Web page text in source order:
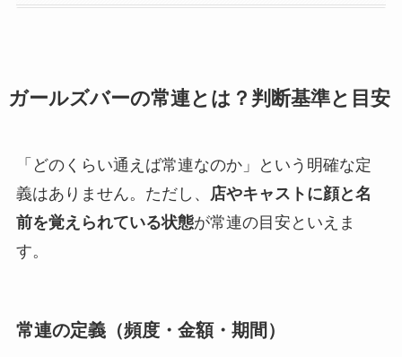
ガールズバーの常連とは？判断基準と目安
「どのくらい通えば常連なのか」という明確な定
義はありません。ただし、
店やキャストに顔と名
前を覚えられている状態が常連の目安といえま
す。
常連の定義（頻度・金額・期間）